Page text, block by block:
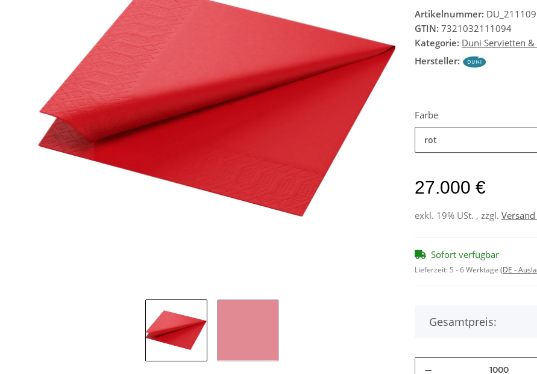
Artikelnummer: DU_211109
GTIN: 7321032111094
Kategorie: Duni Servietten
Hersteller:
Farbe
rot
27.000 €
exkl. 19% USt. , zzgl. Versand
Sofort verfügbar
Lieferzeit: 5 - 6 Werktage (DE -
Gesamtpreis: